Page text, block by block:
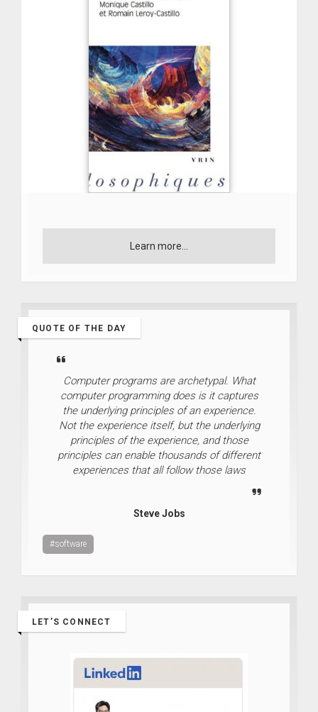
Learn more...
QUOTE OF THE DAY
Computer programs are archetypal. What
computer programming does is it captures
the underlying principles of an experience.
Not the experience itself, but the underlying
principles of the experience, and those
principles can enable thousands of different
experiences that all follow those laws
Steve Jobs
#software
LET’S CONNECT